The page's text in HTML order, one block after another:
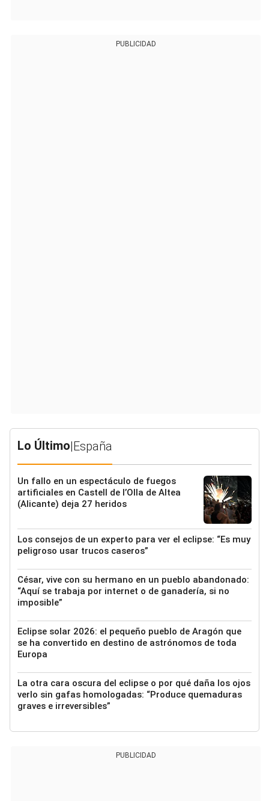
PUBLICIDAD
Lo Último|España
Un fallo en un espectáculo de fuegos
artificiales en Castell de l’Olla de Altea
(Alicante) deja 27 heridos
Los consejos de un experto para ver el eclipse: “Es muy
peligroso usar trucos caseros”
César, vive con su hermano en un pueblo abandonado:
“Aquí se trabaja por internet o de ganadería, si no
imposible”
Eclipse solar 2026: el pequeño pueblo de Aragón que
se ha convertido en destino de astrónomos de toda
Europa
La otra cara oscura del eclipse o por qué daña los ojos
verlo sin gafas homologadas: “Produce quemaduras
graves e irreversibles”
PUBLICIDAD